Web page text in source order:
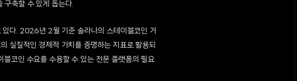
구축할 수 있게 돕는다.
다. 2026년 2월 기준 솔라나의 스테이블코인 거
실질적인 경제적 가치를 증명하는 지표로 활용되
코인 수요를 수용할 수 있는 전문 플랫폼의 필요